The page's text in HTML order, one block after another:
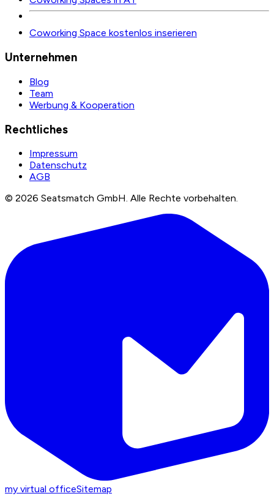
Coworking Space kostenlos inserieren
Unternehmen
Blog
Team
Werbung & Kooperation
Rechtliches
Impressum
Datenschutz
AGB
© 2026 Seatsmatch GmbH. Alle Rechte vorbehalten.
my virtual officeSitemap